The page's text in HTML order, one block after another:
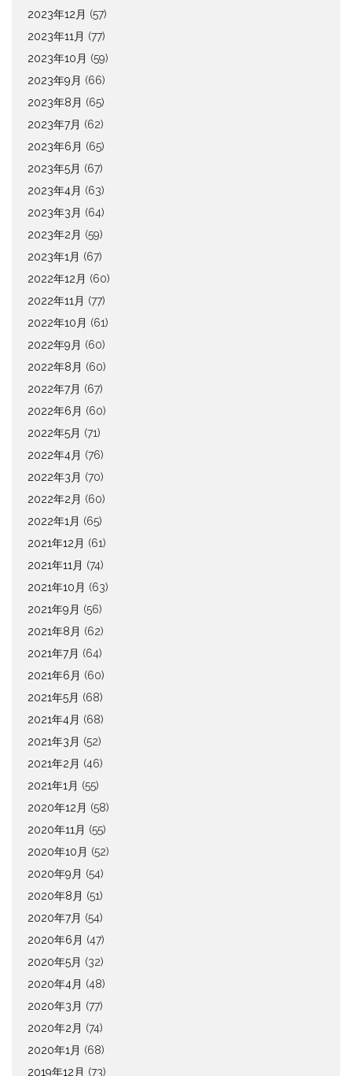
2023年12月 (57)
2023年11月 (77)
2023年10月 (59)
2023年9月 (66)
2023年8月 (65)
2023年7月 (62)
2023年6月 (65)
2023年5月 (67)
2023年4月 (63)
2023年3月 (64)
2023年2月 (59)
2023年1月 (67)
2022年12月 (60)
2022年11月 (77)
2022年10月 (61)
2022年9月 (60)
2022年8月 (60)
2022年7月 (67)
2022年6月 (60)
2022年5月 (71)
2022年4月 (76)
2022年3月 (70)
2022年2月 (60)
2022年1月 (65)
2021年12月 (61)
2021年11月 (74)
2021年10月 (63)
2021年9月 (56)
2021年8月 (62)
2021年7月 (64)
2021年6月 (60)
2021年5月 (68)
2021年4月 (68)
2021年3月 (52)
2021年2月 (46)
2021年1月 (55)
2020年12月 (58)
2020年11月 (55)
2020年10月 (52)
2020年9月 (54)
2020年8月 (51)
2020年7月 (54)
2020年6月 (47)
2020年5月 (32)
2020年4月 (48)
2020年3月 (77)
2020年2月 (74)
2020年1月 (68)
2019年12月 (73)